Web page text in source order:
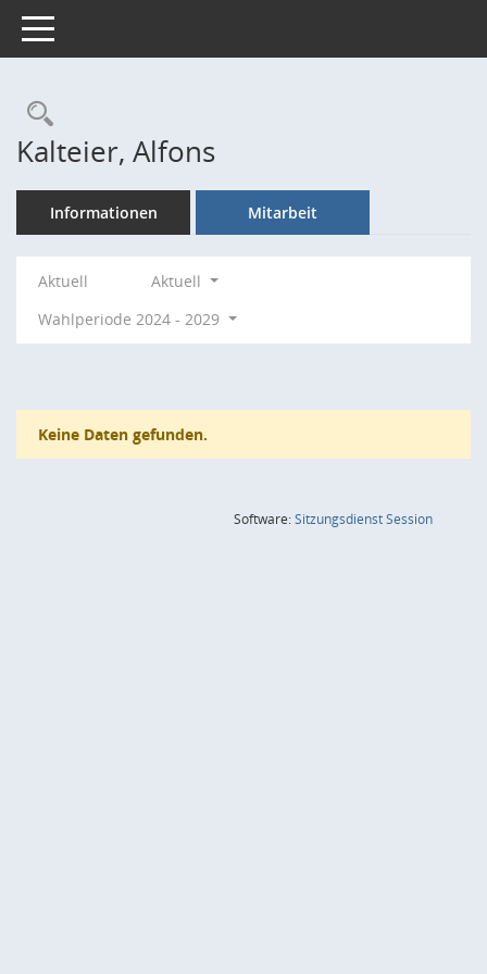
Toggle navigation
Rechercheauswahl
Kalteier, Alfons
Informationen Mitarbeit
Aktuell
Aktuell
Wahlperiode 2024 - 2029
Keine Daten gefunden.
Software:SitzungsdienstSession(Wird in